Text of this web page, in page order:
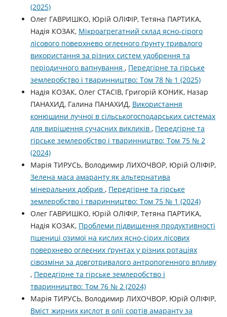
(2025)
Олег ГАВРИШКО, Юрій ОЛІФІР, Тетяна ПАРТИКА,
Надія КОЗАК, Мікроагрегатний склад ясно-сірого
лісового поверхнево оглеєного ґрунту тривалого
використання за різних систем удобрення та
періодичного вапнування , Передгірне та гірське
землеробство і тваринництво: Том 78 № 1 (2025)
Надія КОЗАК, Олег СТАСІВ, Григорій КОНИК, Назар
ПАНАХИД, Галина ПАНАХИД, Використання
конюшини лучної в сільськогосподарських системах
для вирішення сучасних викликів , Передгірне та
гірське землеробство і тваринництво: Том 75 № 2
(2024)
Марія ТИРУСЬ, Володимир ЛИХОЧВОР, Юрій ОЛІФІР,
Зелена маса амаранту як альтернатива
мінеральних добрив , Передгірне та гірське
землеробство і тваринництво: Том 75 № 1 (2024)
Олег ГАВРИШКО, Юрій ОЛІФІР, Тетяна ПАРТИКА,
Надія КОЗАК, Проблеми підвищення продуктивності
пшениці озимої на кислих ясно-сірих лісових
поверхнево оглеєних ґрунтах у різних ротаціях
сівозміни за довготривалого антропогенного впливу
, Передгірне та гірське землеробство і
тваринництво: Том 76 № 2 (2024)
Марія ТИРУСЬ, Володимир ЛИХОЧВОР, Юрій ОЛІФІР,
Вміст жирних кислот в олії сортів амаранту за